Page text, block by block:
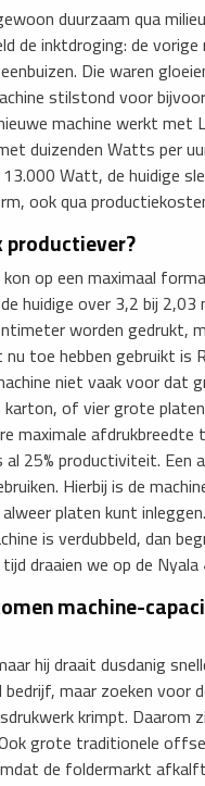
duurzaam qua
de inktdroging: de vorige
Die waren
stilstond voor
machine werkt met
duizenden Watts per
Watt, de huidige
ook qua
productiever?
op een maximaal
huidige over 3,2 bij 2,03
worden gedrukt,
toe hebben gebruikt is
niet vaak voor dat
of vier grote
maximale
25% productiviteit. Een
Hierbij is de
platen kunt
is verdubbeld, dan
draaien we op de Nyala
machine-
hij draait dusdanig
bedrijf, maar zoeken
krimpt. Daarom
grote traditionele
de foldermarkt